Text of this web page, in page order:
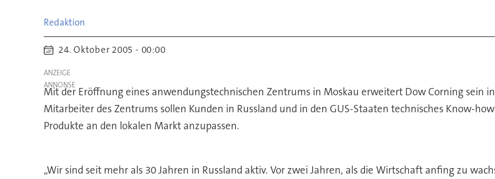
Redaktion
24. Oktober 2005 - 00:00
ANZEIGE
Mit der Eröffnung eines anwendungstechnischen Zentrums in Moskau erweitert Dow Corning sein
Mitarbeiter des Zentrums sollen Kunden in Russland und in den GUS-Staaten technisches Know-
Produkte an den lokalen Markt anzupassen.
„Wir sind seit mehr als 30 Jahren in Russland aktiv. Vor zwei Jahren, als die Wirtschaft anfing zu